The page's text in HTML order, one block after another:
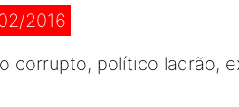
2016
corrupto, político ladrão,